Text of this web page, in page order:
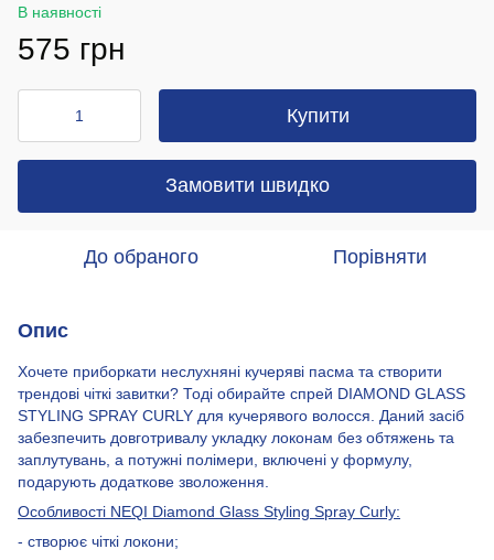
В наявності
575 грн
Купити
Замовити швидко
До обраного Порівняти
Опис
Хочете приборкати неслухняні кучеряві пасма та створити
трендові чіткі завитки? Тоді обирайте спрей DIAMOND GLASS
STYLING SPRAY CURLY для кучерявого волосся. Даний засіб
забезпечить довготривалу укладку локонам без обтяжень та
заплутувань, а потужні полімери, включені у формулу,
подарують додаткове зволоження.
Особливості NEQI Diamond Glass Styling Spray Curly:
- створює чіткі локони;